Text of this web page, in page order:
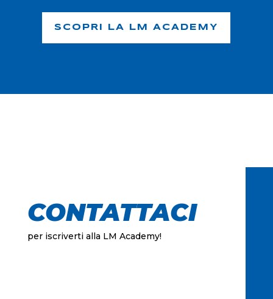
SCOPRI LA LM ACADEMY
CONTATTACI
per iscriverti alla LM Academy!